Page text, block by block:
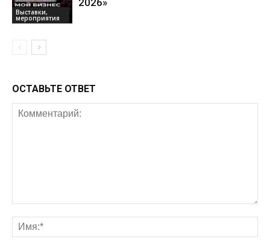
Выставки,
мероприятия
2026»
ОСТАВЬТЕ ОТВЕТ